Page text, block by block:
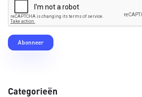
Categorieën